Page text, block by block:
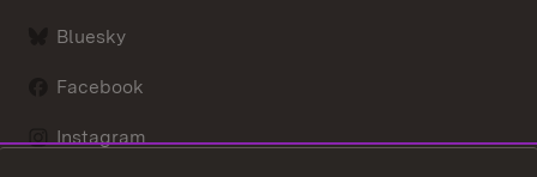
Bluesky
Facebook
Instagram